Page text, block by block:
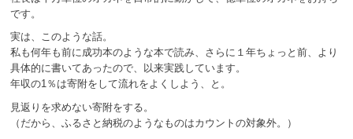
です。
実は、このような話。
私も何年も前に成功本のような本で読み、さらに１年ちょっと前、より
具体的に書いてあったので、以来実践しています。
年収の1％は寄附をして流れをよくしよう、と。
見返りを求めない寄附をする。
（だから、ふるさと納税のようなものはカウントの対象外。）